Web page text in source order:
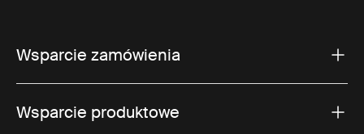
Wsparcie zamówienia
Wsparcie produktowe